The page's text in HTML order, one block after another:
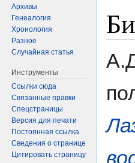
Архивы
Генеалогия
Хронология
Разное
Случайная статья
Инструменты
Ссылки сюда
Связанные правки
Спецстраницы
Версия для печати
Постоянная ссылка
Сведения о странице
Цитировать страницу